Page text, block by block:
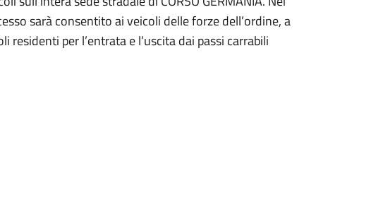
sarà consentito ai veicoli delle forze dell’ordine, a
residenti per l’entrata e l’uscita dai passi carrabili